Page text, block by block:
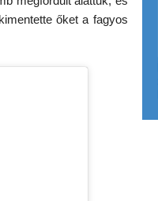
őket a fagyos